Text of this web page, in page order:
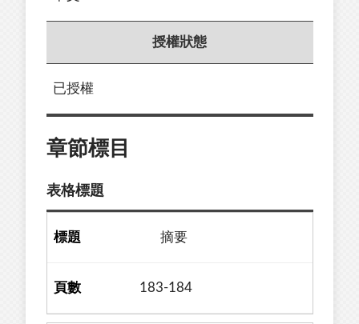
授權狀態
已授權
章節標目
表格標題
摘要
183-184